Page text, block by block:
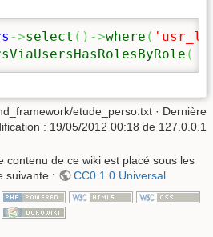
->select ( ) ->where (
(
etude_perso.txt · Dernière
: 19/05/2012 00:18 de 127.0.0.1
contenu de ce wiki est placé sous les
suivante :
CC0 1.0 Universal